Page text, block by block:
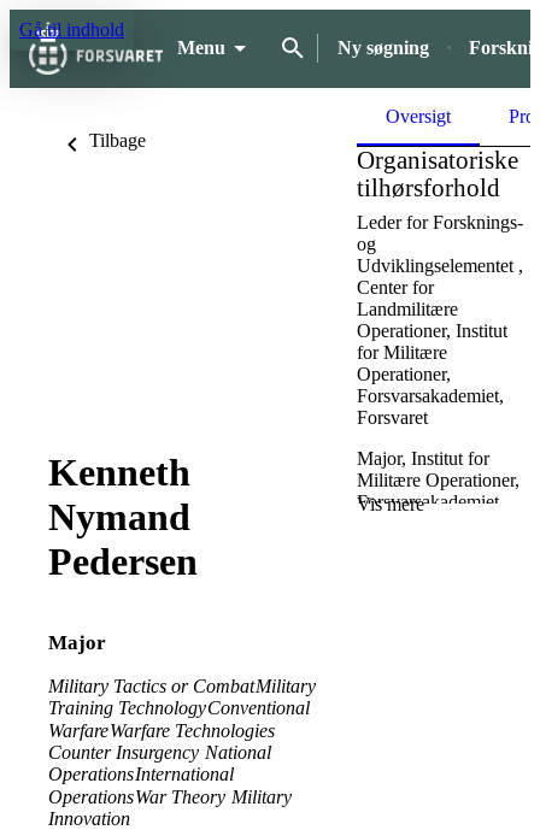
Gå til indhold
Menu
Ny søgning
Tilbage
Kenneth
Nymand
Pedersen
Major
Military Tactics or CombatMilitary
Training TechnologyConventional
WarfareWarfare Technologies
Counter Insurgency National
OperationsInternational
OperationsWar Theory Military
Innovation
Oversigt
Organisatoriske
tilhørsforhold
Leder for Forsknings-
og
Udviklingselementet ,
Center for
Landmilitære
Operationer, Institut
for Militære
Operationer,
Forsvarsakademiet,
Forsvaret
Major, Institut for
Militære Operationer,
Forsvarsakademiet,
Vis mere